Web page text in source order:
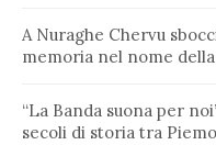
A Nuraghe Chervu
memoria nel nome della
“La Banda suona per
secoli di storia tra